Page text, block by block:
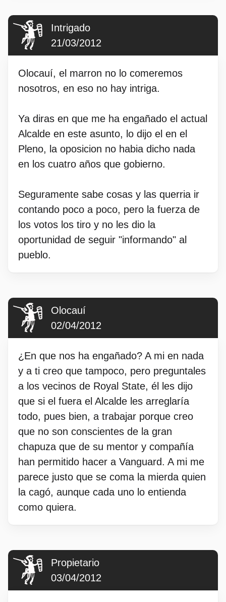
Intrigado
21/03/2012
Olocauí, el marron no lo comeremos
nosotros, en eso no hay intriga.
Ya diras en que me ha engañado el actual
Alcalde en este asunto, lo dijo el en el
Pleno, la oposicion no habia dicho nada
en los cuatro años que gobierno.
Seguramente sabe cosas y las querria ir
contando poco a poco, pero la fuerza de
los votos los tiro y no les dio la
oportunidad de seguir "informando" al
pueblo.
Olocauí
02/04/2012
¿En que nos ha engañado? A mi en nada
y a ti creo que tampoco, pero preguntales
a los vecinos de Royal State, él les dijo
que si el fuera el Alcalde les arreglaría
todo, pues bien, a trabajar porque creo
que no son conscientes de la gran
chapuza que de su mentor y compañía
han permitido hacer a Vanguard. A mi me
parece justo que se coma la mierda quien
la cagó, aunque cada uno lo entienda
como quiera.
Propietario
03/04/2012